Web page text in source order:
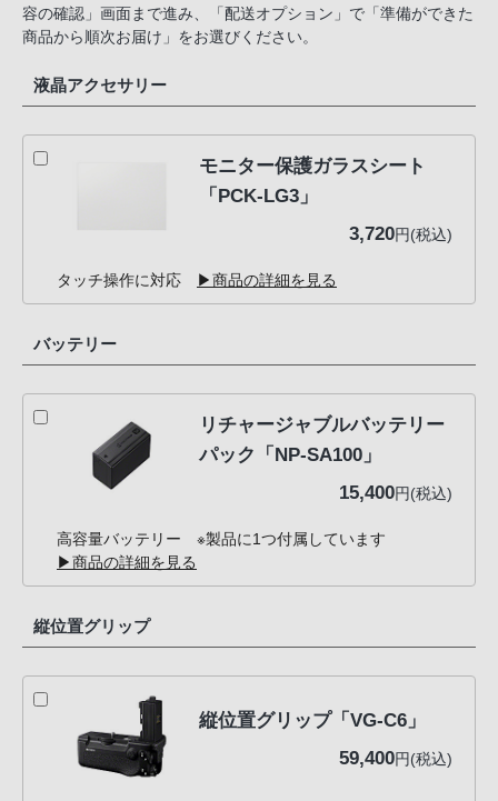
容の確認」画面まで進み、「配送オプション」で「準備ができた
商品から順次お届け」をお選びください。
液晶アクセサリー
モニター保護ガラスシート
「PCK-LG3」
3,720円(税込)
タッチ操作に対応 ▶商品の詳細を見る
バッテリー
リチャージャブルバッテリー
パック「NP-SA100」
15,400円(税込)
高容量バッテリー ※製品に1つ付属しています
▶商品の詳細を見る
縦位置グリップ
縦位置グリップ「VG-C6」
59,400円(税込)